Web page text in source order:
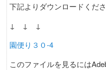
下記よりダウンロードくだ
↓ ↓ ↓
園便り３０-4
このファイルを見るには